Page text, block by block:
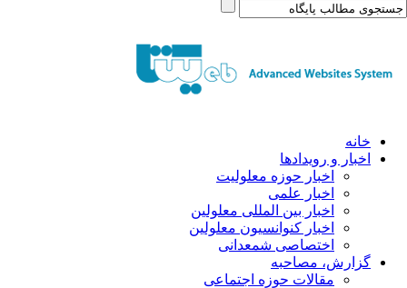
خانه
اخبار و رویدادها
اخبار حوزه معلولیت
اخبار علمی
اخبار بین المللی معلولین
اخبار کنوانسیون معلولین
اختصاصی شمعدانی
گزارش، مصاحبه
مقالات حوزه اجتماعی